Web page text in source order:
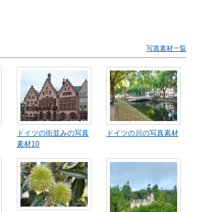
写真素材一覧
ドイツの街並みの写真
素材10
ドイツの川の写真素材